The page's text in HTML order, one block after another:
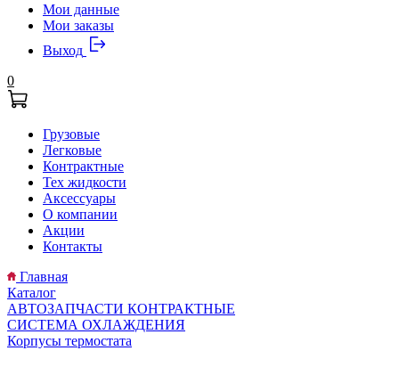
Мои данные
Мои заказы
Выход
0
Грузовые
Легковые
Контрактные
Тех жидкости
Аксессуары
О компании
Акции
Контакты
Главная
Каталог
АВТОЗАПЧАСТИ КОНТРАКТНЫЕ
СИСТЕМА ОХЛАЖДЕНИЯ
Корпусы термостата